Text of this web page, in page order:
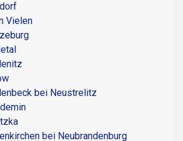
Vielen
bei Neustrelitz
bei Neubrandenburg